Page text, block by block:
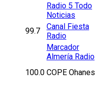
Radio 5 Todo
Noticias
99.7
Canal Fiesta
Radio
Marcador
Almería Radio
100.0 COPE Ohanes